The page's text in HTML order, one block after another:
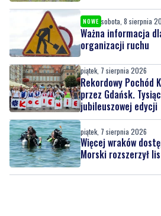
NOWE sobota, 8 sierpnia
Ważna informacja
organizacji ruchu
piątek, 7 sierpnia 2026
Rekordowy Pochód
przez Gdańsk.
jubileuszowej edycji
piątek, 7 sierpnia 2026
Więcej wraków
Morski rozszerzył